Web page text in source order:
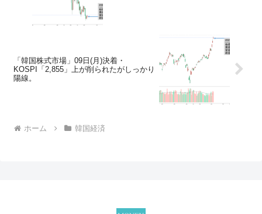
「韓国株式市場」09日(月)決着・
KOSPI「2,855」上が削られたがしっかり
陽線。
ホーム 韓国経済